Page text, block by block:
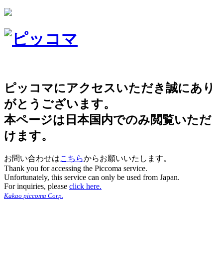
ピッコマにアクセスいただき誠にあり
がとうございます。
本ページは日本国内でのみ閲覧いただ
けます。
お問い合わせはこちらからお願いいたします。
Thank you for accessing the Piccoma service.
Unfortunately, this service can only be used from Japan.
For inquiries, please click here.
Kakao piccoma Corp.